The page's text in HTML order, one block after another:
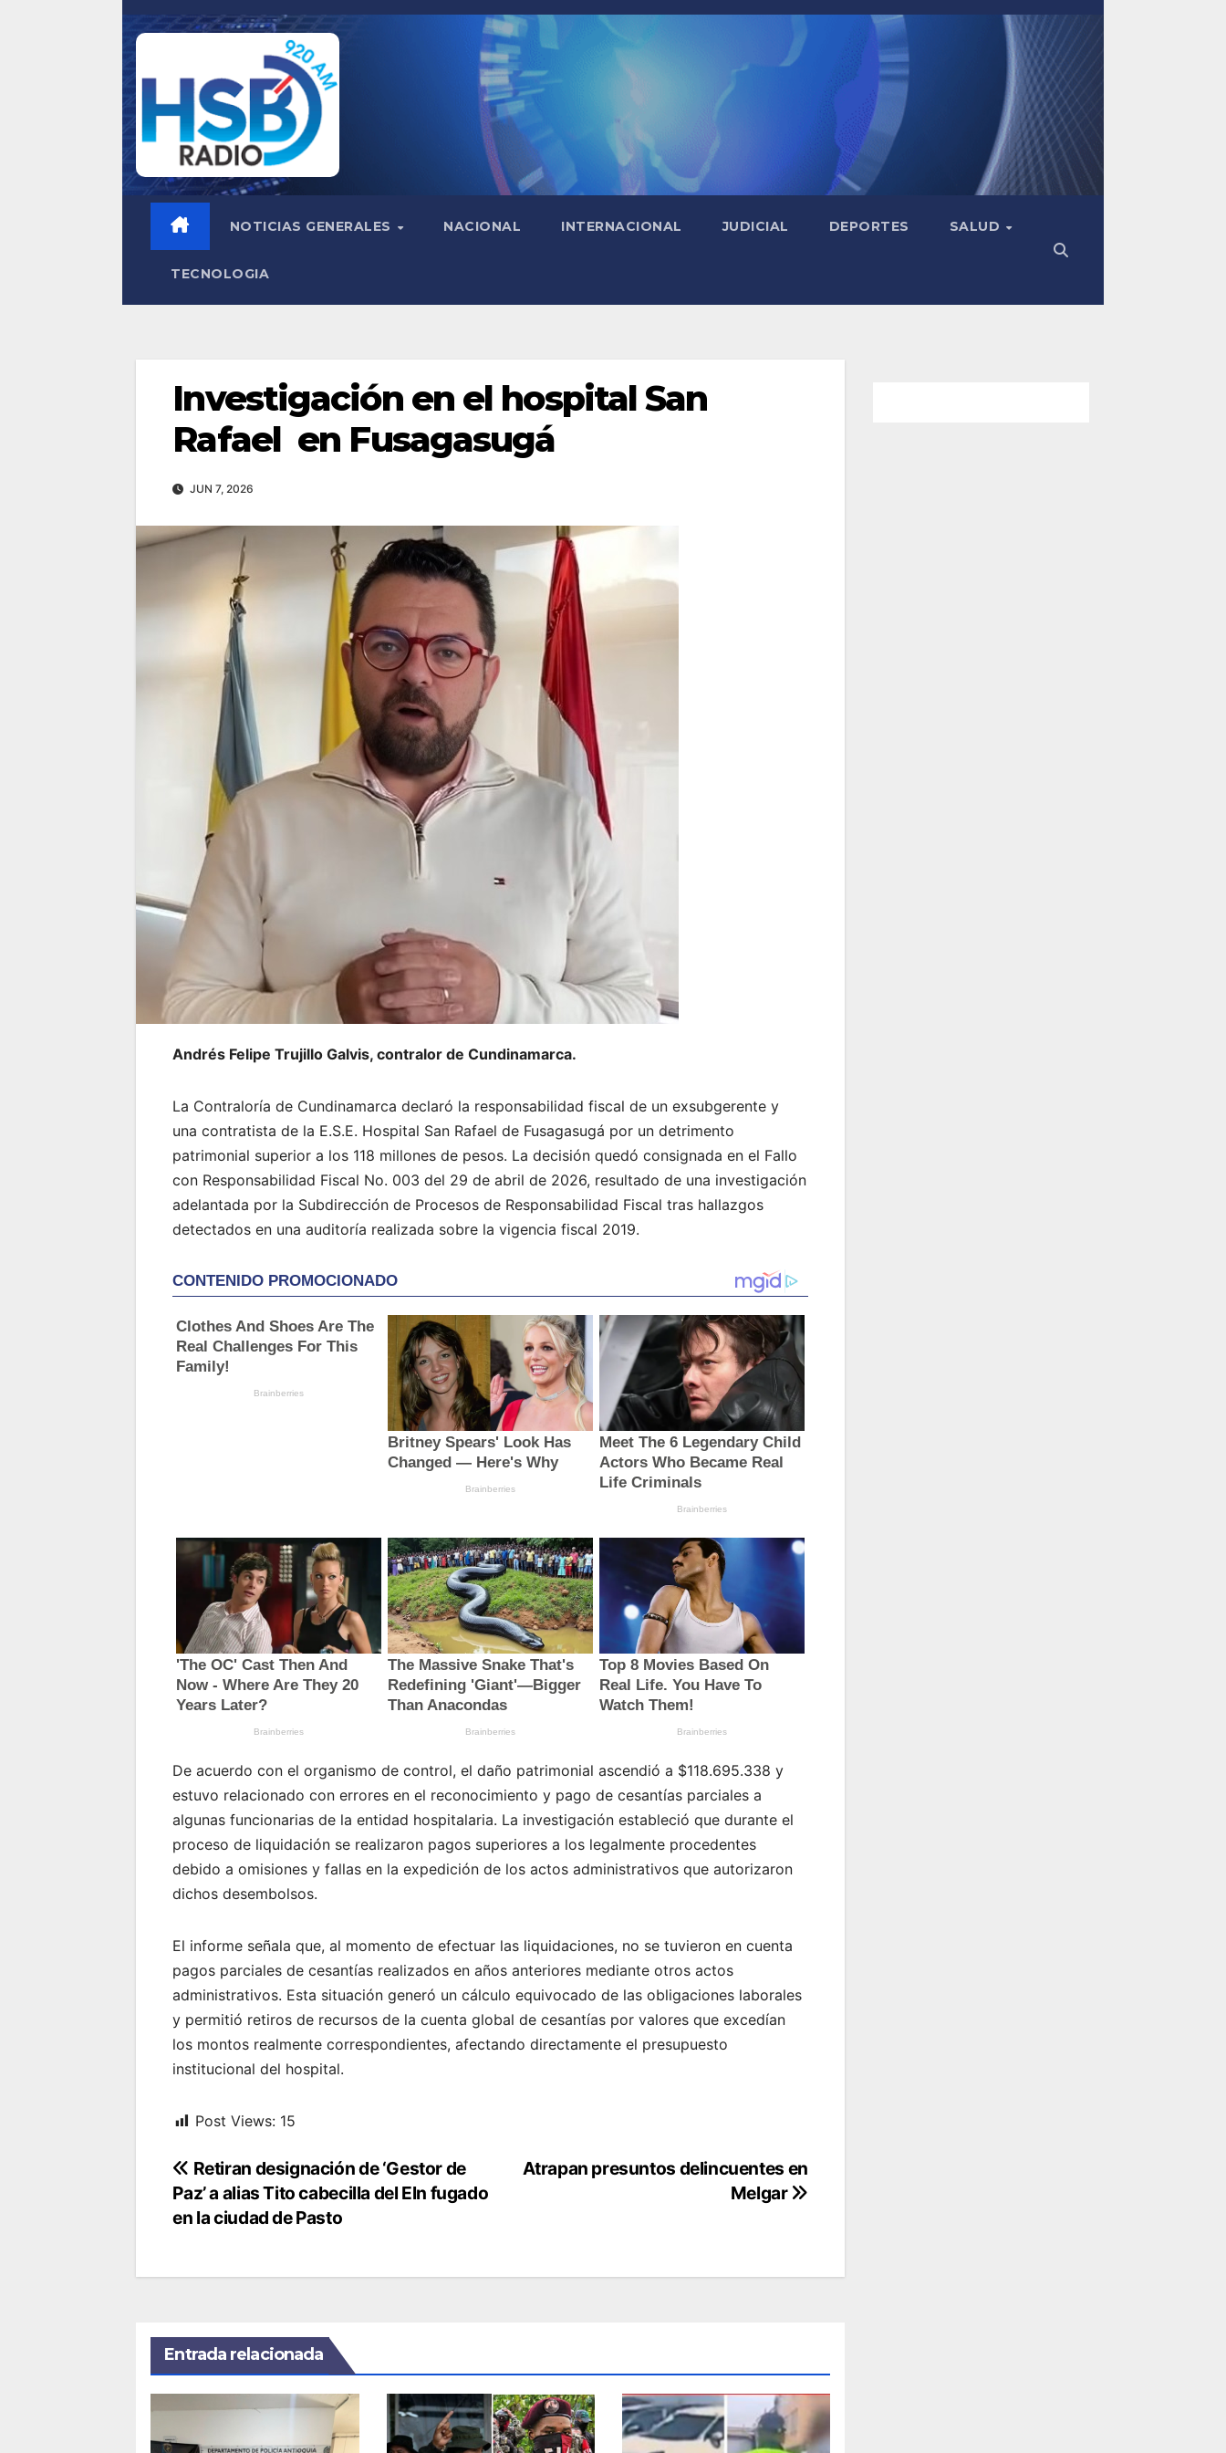
Saltar
NOTICIAS GENERALES NACIONAL INTERNACIONAL JUDICIAL DEPORTES SALUD
TECNOLOGIA
Investigación en el hospital San
Rafael en Fusagasugá
JUN 7, 2026
Andrés Felipe Trujillo Galvis, contralor de Cundinamarca.
La Contraloría de Cundinamarca declaró la responsabilidad fiscal de un exsubgerente y
una contratista de la E.S.E. Hospital San Rafael de Fusagasugá por un detrimento
patrimonial superior a los 118 millones de pesos. La decisión quedó consignada en el Fallo
con Responsabilidad Fiscal No. 003 del 29 de abril de 2026, resultado de una investigación
adelantada por la Subdirección de Procesos de Responsabilidad Fiscal tras hallazgos
detectados en una auditoría realizada sobre la vigencia fiscal 2019.
De acuerdo con el organismo de control, el daño patrimonial ascendió a $118.695.338 y
estuvo relacionado con errores en el reconocimiento y pago de cesantías parciales a
algunas funcionarias de la entidad hospitalaria. La investigación estableció que durante el
proceso de liquidación se realizaron pagos superiores a los legalmente procedentes
debido a omisiones y fallas en la expedición de los actos administrativos que autorizaron
dichos desembolsos.
El informe señala que, al momento de efectuar las liquidaciones, no se tuvieron en cuenta
pagos parciales de cesantías realizados en años anteriores mediante otros actos
administrativos. Esta situación generó un cálculo equivocado de las obligaciones laborales
y permitió retiros de recursos de la cuenta global de cesantías por valores que excedían
los montos realmente correspondientes, afectando directamente el presupuesto
institucional del hospital.
Post Views: 15
Navegación
de
Atrapan presuntos delincuentes en
Melgar
Retiran designación de ‘Gestor de
Paz’ a alias Tito cabecilla del Eln fugado
en la ciudad de Pasto
Entrada relacionada